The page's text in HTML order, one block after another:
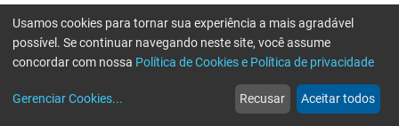
web
Notícias
more_horiz
Mais
Usamos cookies para tornar sua experiência a mais agradável
possível. Se continuar navegando neste site, você assume
concordar com nossa Política de Cookies e Política de privacidade
Gerenciar Cookies... Recusar Aceitar todos
Erro ao enviar informações, por favor tente novamente